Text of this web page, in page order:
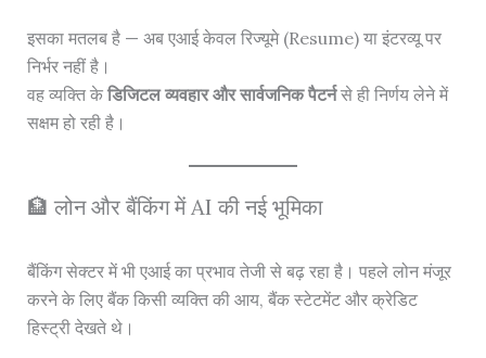
इसका मतलब है — अब एआई केवल रिज्यूमे (Resume) या इंटरव्यू पर
निर्भर नहीं है।
वह व्यक्ति के डिजिटल व्यवहार और सार्वजनिक पैटर्नसे ही निर्णय लेने में
सक्षम हो रही है।
🏦 लोन और बैंकिंग में AI की नई भूमिका
बैंकिंग सेक्टर में भी एआई का प्रभाव तेजी से बढ़ रहा है। पहले लोन मंजूर
करने के लिए बैंक किसी व्यक्ति की आय, बैंक स्टेटमेंट और क्रेडिट
हिस्ट्री देखते थे।